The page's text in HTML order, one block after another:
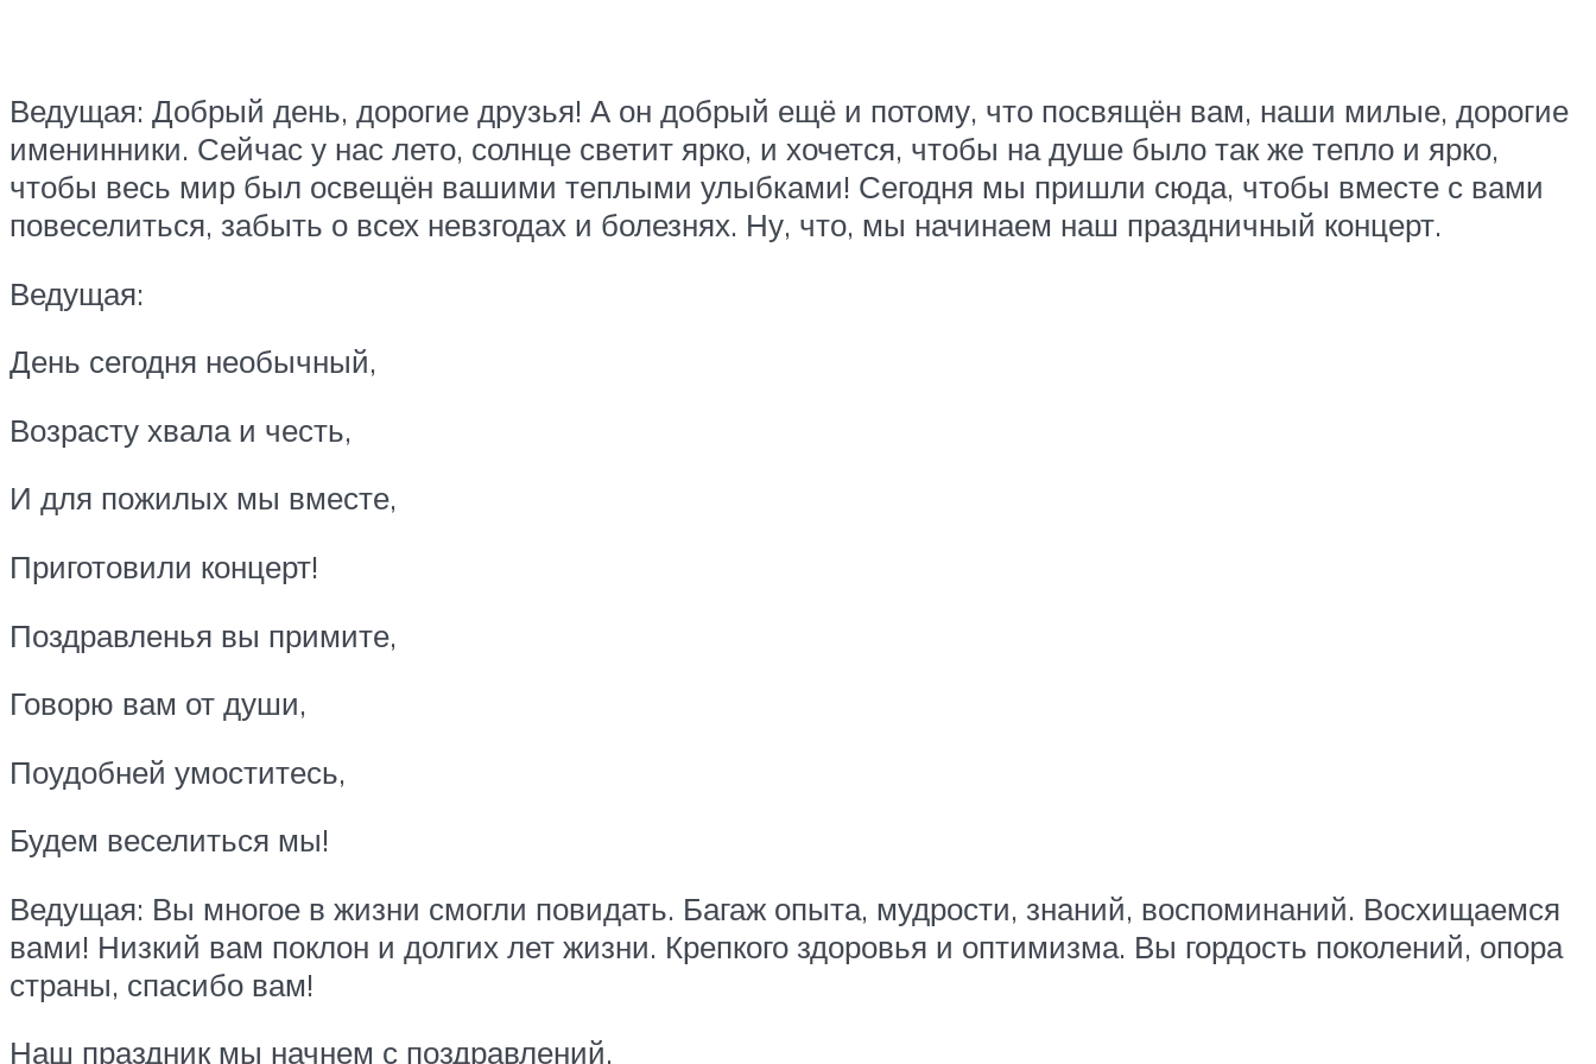
Ведущая: Добрый день, дорогие друзья! А он добрый ещё и потому, что посвящён вам, наши милые, дорогие
именинники. Сейчас у нас лето, солнце светит ярко, и хочется, чтобы на душе было так же тепло и ярко,
чтобы весь мир был освещён вашими теплыми улыбками! Сегодня мы пришли сюда, чтобы вместе с вами
повеселиться, забыть о всех невзгодах и болезнях. Ну, что, мы начинаем наш праздничный концерт.
Ведущая:
День сегодня необычный,
Возрасту хвала и честь,
И для пожилых мы вместе,
Приготовили концерт!
Поздравленья вы примите,
Говорю вам от души,
Поудобней умоститесь,
Будем веселиться мы!
Ведущая: Вы многое в жизни смогли повидать. Багаж опыта, мудрости, знаний, воспоминаний. Восхищаемся
вами! Низкий вам поклон и долгих лет жизни. Крепкого здоровья и оптимизма. Вы гордость поколений, опора
страны, спасибо вам!
Наш праздник мы начнем с поздравлений.